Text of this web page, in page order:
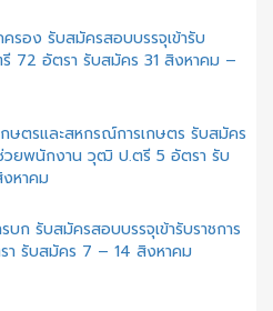
รอง รับสมัครสอบบรรจุเข้ารับ
72 อัตรา รับสมัคร 31 สิงหาคม –
กษตรและสหกรณ์การเกษตร รับสมัคร
วยพนักงาน วุฒิ ป.ตรี 5 อัตรา รับ
หาคม
บก รับสมัครสอบบรรจุเข้ารับราชการ
รับสมัคร 7 – 14 สิงหาคม